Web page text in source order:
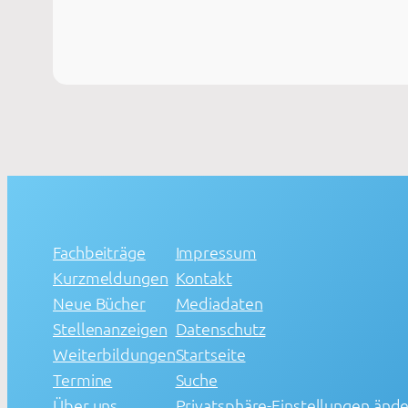
Fachbeiträge
Kurzmeldungen
Neue Bücher
Stellenanzeigen
Weiterbildungen
Termine
Impressum
Kontakt
Mediadaten
Datenschutz
Startseite
Suche